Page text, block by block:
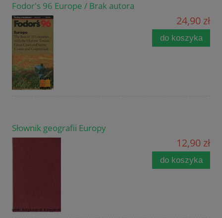
Fodor's 96 Europe / Brak autora
24,90 zł
do koszyka
Słownik geografii Europy
12,90 zł
do koszyka